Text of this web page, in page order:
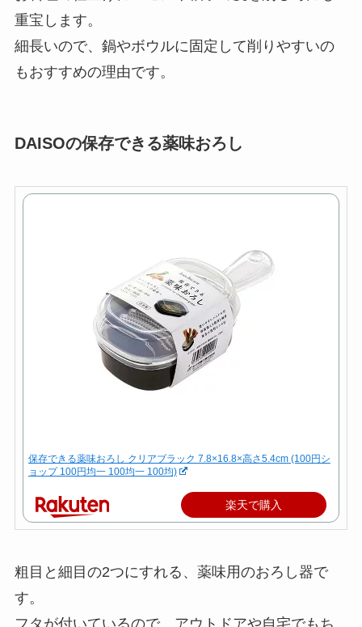
重宝します。
細長いので、鍋やボウルに固定して削りやすいの
もおすすめの理由です。
DAISOの保存できる薬味おろし
保存できる薬味おろし クリアブラック 7.8×16.8×高さ5.4cm (100円シ
ョップ 100円均一 100均一 100均)
楽天で購入
粗目と細目の2つにすれる、薬味用のおろし器で
す。